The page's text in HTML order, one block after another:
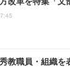
教職員・組織